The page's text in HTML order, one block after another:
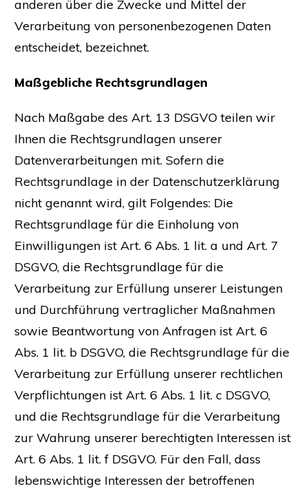
anderen über die Zwecke und Mittel der
Verarbeitung von personenbezogenen Daten
entscheidet, bezeichnet.
Maßgebliche Rechtsgrundlagen
Nach Maßgabe des Art. 13 DSGVO teilen wir
Ihnen die Rechtsgrundlagen unserer
Datenverarbeitungen mit. Sofern die
Rechtsgrundlage in der Datenschutzerklärung
nicht genannt wird, gilt Folgendes: Die
Rechtsgrundlage für die Einholung von
Einwilligungen ist Art. 6 Abs. 1 lit. a und Art. 7
DSGVO, die Rechtsgrundlage für die
Verarbeitung zur Erfüllung unserer Leistungen
und Durchführung vertraglicher Maßnahmen
sowie Beantwortung von Anfragen ist Art. 6
Abs. 1 lit. b DSGVO, die Rechtsgrundlage für die
Verarbeitung zur Erfüllung unserer rechtlichen
Verpflichtungen ist Art. 6 Abs. 1 lit. c DSGVO,
und die Rechtsgrundlage für die Verarbeitung
zur Wahrung unserer berechtigten Interessen ist
Art. 6 Abs. 1 lit. f DSGVO. Für den Fall, dass
lebenswichtige Interessen der betroffenen